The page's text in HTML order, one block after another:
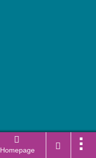
Homepage